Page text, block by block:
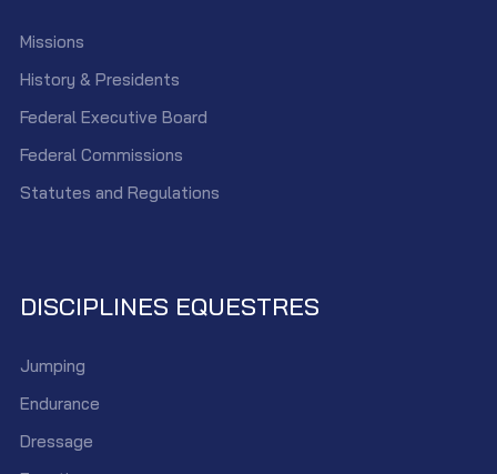
Missions
History & Presidents
Federal Executive Board
Federal Commissions
Statutes and Regulations
DISCIPLINES EQUESTRES
Jumping
Endurance
Dressage